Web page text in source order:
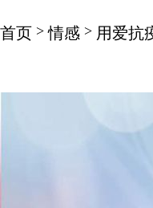
首页 > 情感 > 用爱抗